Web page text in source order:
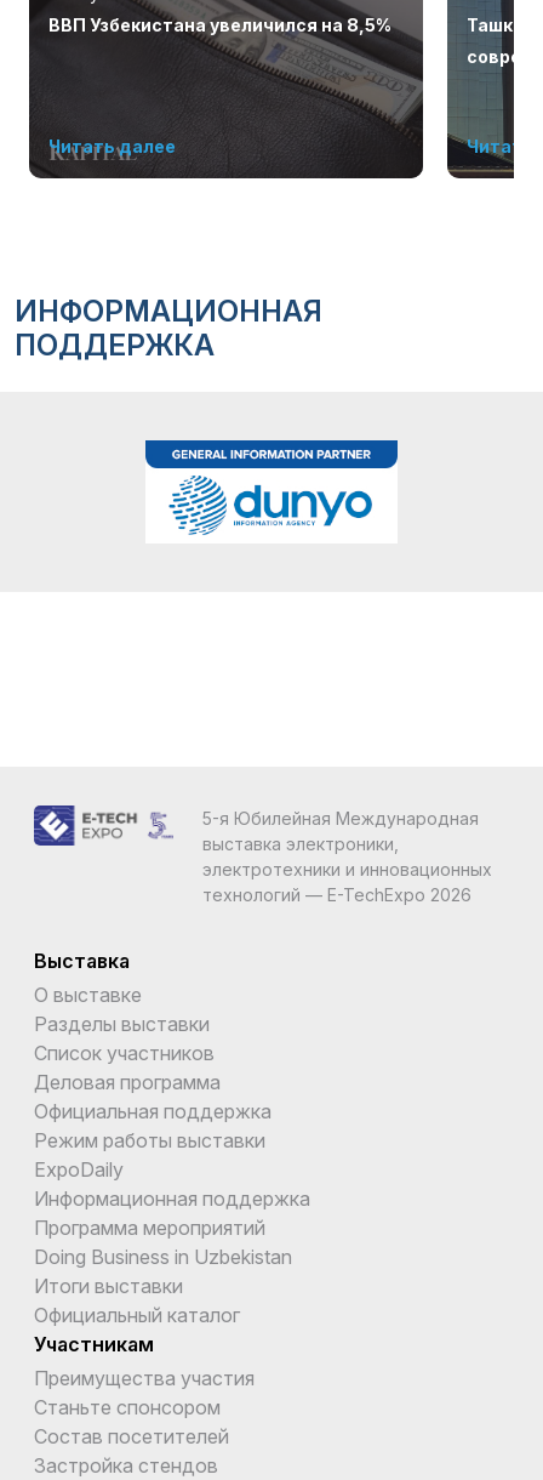
ВВП Узбекистана увеличился на 8,5%
Читать далее Читать
ИНФОРМАЦИОННАЯ
ПОДДЕРЖКА
5-я Юбилейная Международная
выставка электроники,
электротехники и инновационных
технологий — E-TechExpo 2026
Выставка
О выставке
Разделы выставки
Список участников
Деловая программа
Официальная поддержка
Режим работы выставки
ExpoDaily
Информационная поддержка
Программа мероприятий
Doing Business in Uzbekistan
Итоги выставки
Официальный каталог
Участникам
Преимущества участия
Станьте спонсором
Состав посетителей
Застройка стендов